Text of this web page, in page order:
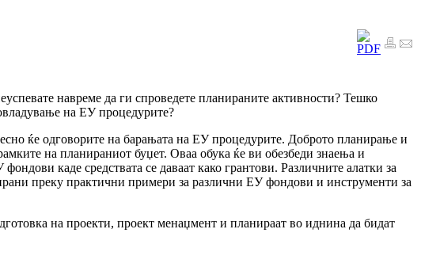
навреме да ги спроведете планираните активности? Тешко
на ЕУ процедурите?
ќе одговорите на барањата на ЕУ процедурите. Доброто планирање и
на планираниот буџет. Оваа обука ќе ви обезбеди знаења и
каде средствата се даваат како грантови. Различните алатки за
преку практични примери за различни ЕУ фондови и инструменти за
на проекти, проект менаџмент и планираат во иднина да бидат